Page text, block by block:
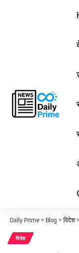
Daily Prime > Blog >विदेश>
विदेश